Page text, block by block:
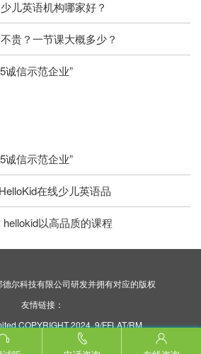
儿英语机构哪家好？
贵？一节课大概多少？
诚信示范企业”
诚信示范企业”
在线少儿英语品
以高品质的课程
尔科技有限公司研发并拥有对应的版权
友情链接：
COPYRIGHT 2024. 9/FFLAT/RM
INTERNATIONAL TOWER707-713
ROAD MONGKOK KL